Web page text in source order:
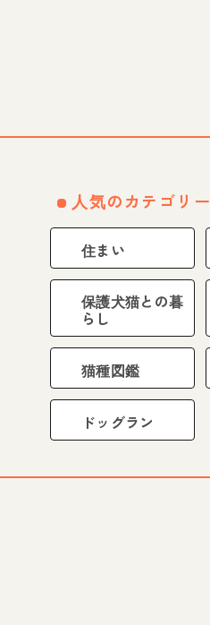
人気のカテゴリー
住まい
保護犬猫との暮
らし
猫種図鑑
ドッグラン